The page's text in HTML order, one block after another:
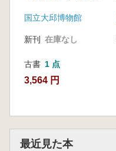
大邱の愛 文化財の
国立大邱博物館
新刊 在庫なし
古書 1 点
3,564 円
最近見た本